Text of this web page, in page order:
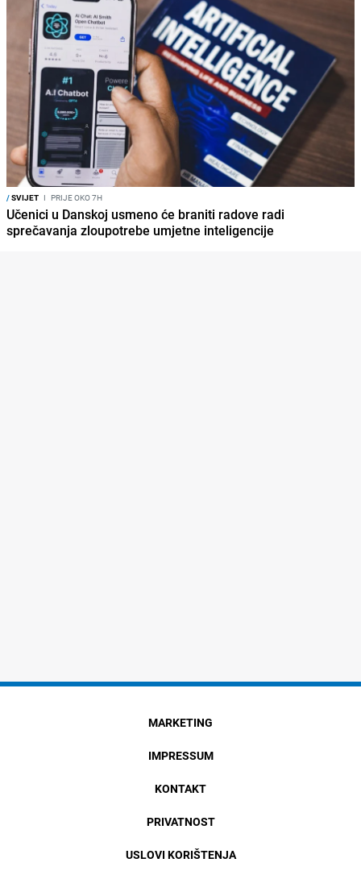
/SVIJET I PRIJE OKO 7H
Učenici u Danskoj usmeno će braniti radove radi
sprečavanja zloupotrebe umjetne inteligencije
MARKETING
IMPRESSUM
KONTAKT
PRIVATNOST
USLOVI KORIŠTENJA